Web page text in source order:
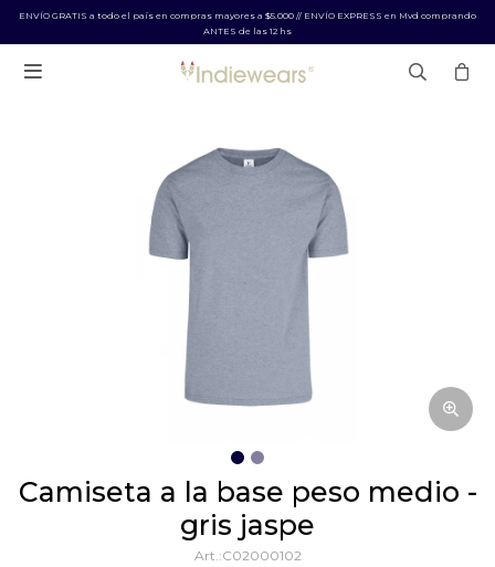
ENVÍO GRATIS a todo el país en compras mayores a $5.000 // ENVÍO EXPRESS en Mvd comprando
ANTES de las 12 hs

camiseta a la base peso medio -
gris jaspe
C02000102